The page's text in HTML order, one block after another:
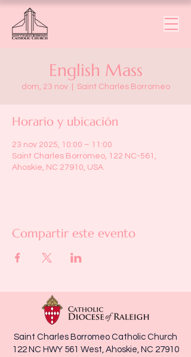
English Mass
dom, 23 nov
  |
Saint Charles Borromeo
Horario y ubicación
23 nov 2025, 10:00 – 11:00
Saint Charles Borromeo, 122 NC-561,
Ahoskie, NC 27910, USA
Compartir este evento
Saint Charles Borromeo Catholic Church
122 NC HWY 561 West, Ahoskie, NC 27910